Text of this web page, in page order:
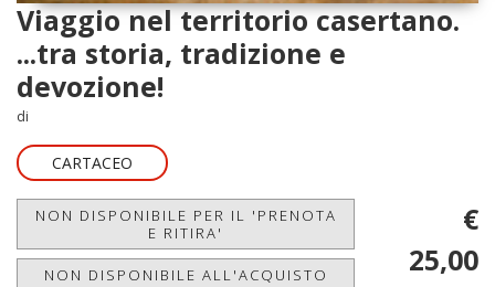
Viaggio nel territorio casertano.
...tra storia, tradizione e
devozione!
di
CARTACEO
NON DISPONIBILE PER IL 'PRENOTA
E RITIRA'
NON DISPONIBILE ALL'ACQUISTO
€
25,00